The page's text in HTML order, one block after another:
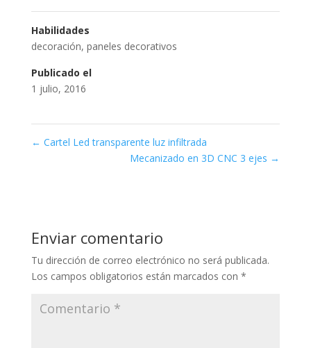
Habilidades
decoración, paneles decorativos
Publicado el
1 julio, 2016
← Cartel Led transparente luz infiltrada
Mecanizado en 3D CNC 3 ejes →
Enviar comentario
Tu dirección de correo electrónico no será publicada.
Los campos obligatorios están marcados con *